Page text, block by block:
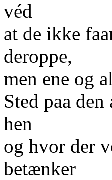
véd
at de ikke
deroppe,
men ene og
Sted paa
hen
og hvor der
betænker